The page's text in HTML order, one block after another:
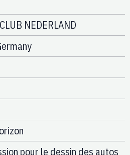
NEDERLAND
pour le dessin des autos